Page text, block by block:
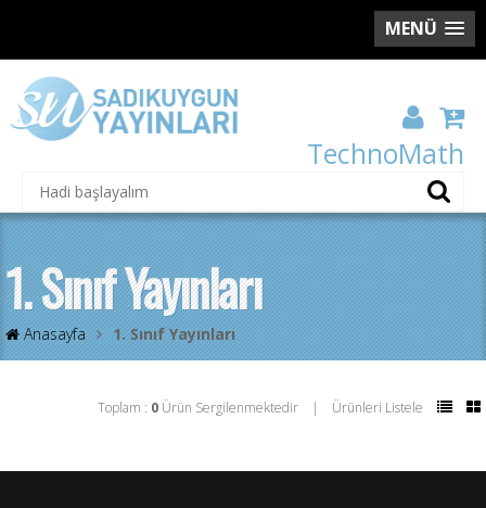
MENÜ
TechnoMath
1. Sınıf Yayınları
Anasayfa 1. Sınıf Yayınları
Toplam : 0 Ürün Sergilenmektedir | Ürünleri Listele